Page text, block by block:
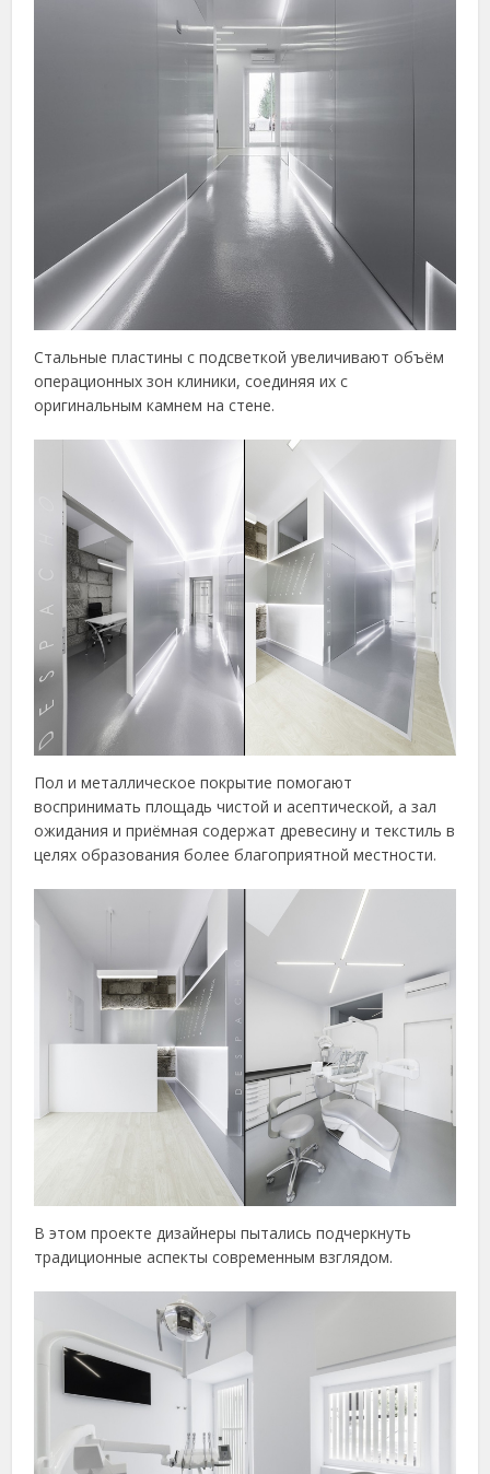
Стальные пластины с подсветкой увеличивают объём
операционных зон клиники, соединяя их с
оригинальным камнем на стене.
Пол и металлическое покрытие помогают
воспринимать площадь чистой и асептической, а зал
ожидания и приёмная содержат древесину и текстиль в
целях образования более благоприятной местности.
В этом проекте дизайнеры пытались подчеркнуть
традиционные аспекты современным взглядом.